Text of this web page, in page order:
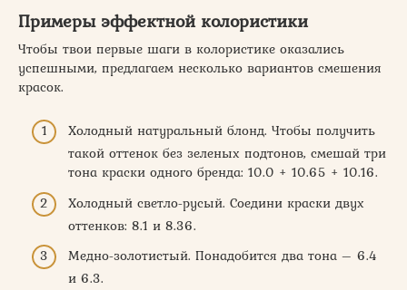
Примеры эффектной колористики
Чтобы твои первые шаги в колористике оказались
успешными, предлагаем несколько вариантов смешения
красок.
Холодный натуральный блонд. Чтобы получить
такой оттенок без зеленых подтонов, смешай три
тона краски одного бренда: 10.0 + 10.65 + 10.16.
Холодный светло-русый. Соедини краски двух
оттенков: 8.1 и 8.36.
Медно-золотистый. Понадобится два тона – 6.4
и 6.3.